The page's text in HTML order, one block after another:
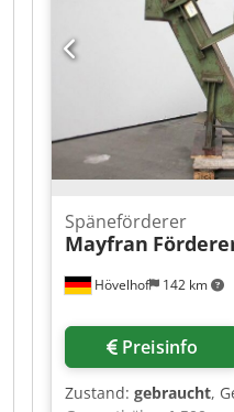
auch Paketpreis
Hövelhof 142 km
Späneförderer
Mayfran
Preisinfo
Zustand: gebraucht,